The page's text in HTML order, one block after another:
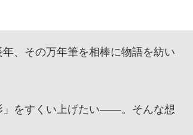
、その万年筆を相棒に物語を紡い
」をすくい上げたい——。そんな想